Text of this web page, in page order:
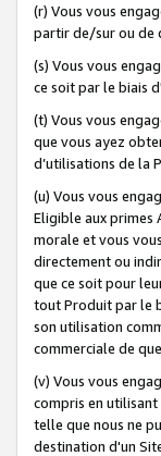
(r) Vous vous
partir de/sur ou de
(s) Vous vous
ce soit par le biais
(t) Vous vous
que vous ayez
d’utilisations de la
(u) Vous vous
Eligible aux primes
morale et vous
directement ou
que ce soit pour
tout Produit par le
son utilisation
commerciale de
(v) Vous vous
compris en
telle que nous ne
destination d'un